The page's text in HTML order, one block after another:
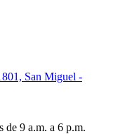
San Miguel -
de 9 a.m. a 6 p.m.